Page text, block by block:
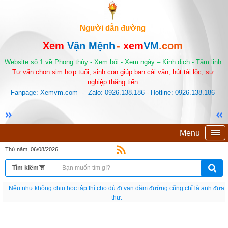
Người dẫn đường
Xem Vận Mệnh- xemVM.com
Website số 1 về Phong thủy - Xem bói - Xem ngày – Kinh dịch - Tâm linh
Tư vấn chọn sim hợp tuổi, sinh con giúp bạn cải vận, hút tài lộc, sự
nghiệp thăng tiến
Fanpage: Xemvm.com - Zalo: 0926.138.186 - Hotline: 0926.138.186
Menu
Thứ năm, 06/08/2026
Nếu như không chịu học tập thì cho dù đi vạn dặm đường cũng chỉ là anh đưa
thư.